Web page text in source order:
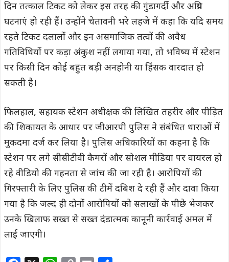
दिन तत्काल टिकट को लेकर इस तरह की गुंडागर्दी और अप्रिय
घटनाएं हो रही हैं। उन्होंने चेतावनी भरे लहजे में कहा कि यदि समय
रहते टिकट दलालों और इन असमाजिक तत्वों की अवैध
गतिविधियों पर कड़ा अंकुश नहीं लगाया गया, तो भविष्य में स्टेशन
पर किसी दिन कोई बहुत बड़ी अनहोनी या हिंसक वारदात हो
सकती है।
फिलहाल, सहायक स्टेशन अधीक्षक की लिखित तहरीर और पीड़ित
की शिकायत के आधार पर जीआरपी पुलिस ने संबंधित धाराओं में
मुकदमा दर्ज कर लिया है। पुलिस अधिकारियों का कहना है कि
स्टेशन पर लगे सीसीटीवी कैमरों और सोशल मीडिया पर वायरल हो
रहे वीडियो की गहनता से जांच की जा रही है। आरोपियों की
गिरफ्तारी के लिए पुलिस की टीमें दबिश दे रही हैं और दावा किया
गया है कि जल्द ही दोनों आरोपियों को सलाखों के पीछे भेजकर
उनके खिलाफ सख्त से सख्त दंडात्मक कानूनी कार्रवाई अमल में
लाई जाएगी।